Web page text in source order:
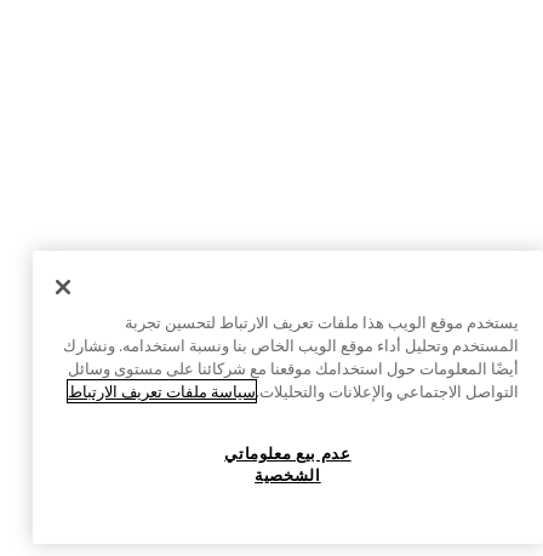
يستخدم موقع الويب هذا ملفات تعريف الارتباط لتحسين تجربة
المستخدم وتحليل أداء موقع الويب الخاص بنا ونسبة استخدامه. ونشارك
أيضًا المعلومات حول استخدامك موقعنا مع شركائنا على مستوى وسائل
التواصل الاجتماعي والإعلانات والتحليلات.سياسة ملفات تعريف الارتباط
عدم بيع معلوماتي
الشخصية